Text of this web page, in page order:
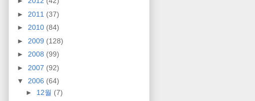
► 2011 (37)
► 2010 (84)
► 2009 (128)
► 2008 (99)
► 2007 (92)
▼ 2006 (64)
► 12월 (7)